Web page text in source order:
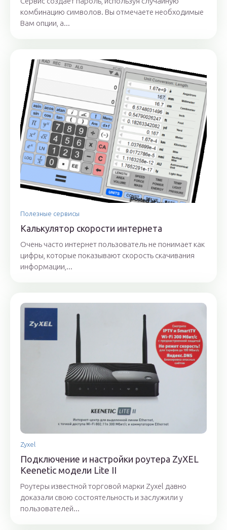
комбинацию символов. Вы отмечаете необходимые
Вам опции, а...
Полезные сервисы
Калькулятор скорости интернета
Очень часто интернет пользователь не понимает как
цифры, которые показывают скорость скачивания
информации,...
Zyxel
Подключение и настройки роутера ZyXEL
Keenetic модели Lite II
Роутеры известной торговой марки Zyxel давно
доказали свою состоятельность и заслужили у
пользователей...